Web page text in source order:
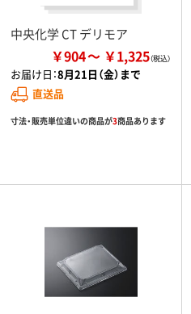
中央化学 CT デリモア
￥904 ￥1,325
お届け日：8月21日（金）まで
直送品
寸法・販売単位違いの商品が3商品あります